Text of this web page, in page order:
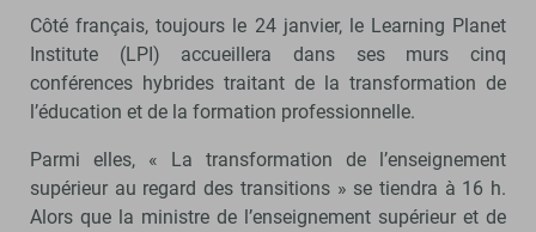
Côté français, toujours le 24 janvier, le Learning Planet
Institute (LPI) accueillera dans ses murs cinq
conférences hybrides traitant de la transformation de
l’éducation et de la formation professionnelle.
Parmi elles, « La transformation de l’enseignement
supérieur au regard des transitions » se tiendra à 16 h.
Alors que la ministre de l’enseignement supérieur et de